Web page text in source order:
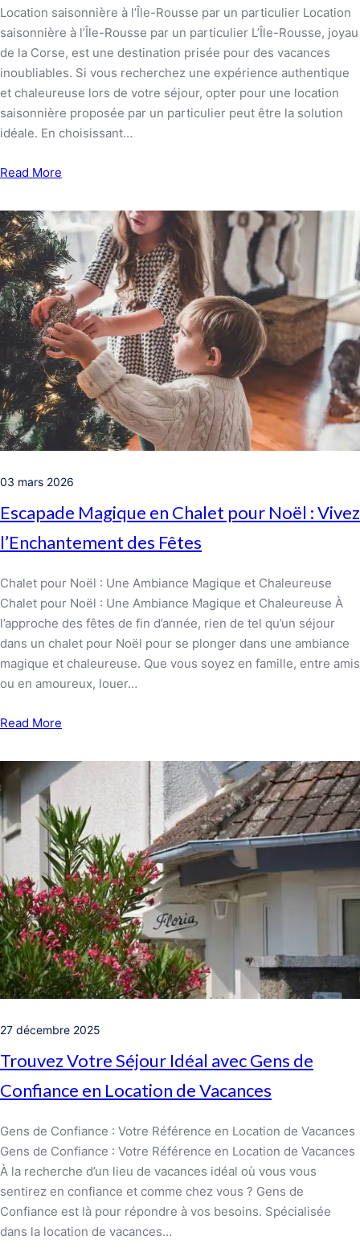
Location saisonnière à l’Île-Rousse par un particulier Location
saisonnière à l’Île-Rousse par un particulier L’Île-Rousse, joyau
de la Corse, est une destination prisée pour des vacances
inoubliables. Si vous recherchez une expérience authentique
et chaleureuse lors de votre séjour, opter pour une location
saisonnière proposée par un particulier peut être la solution
idéale. En choisissant…
Read More
03 mars 2026
Escapade Magique en Chalet pour Noël : Vivez
l’Enchantement des Fêtes
Chalet pour Noël : Une Ambiance Magique et Chaleureuse
Chalet pour Noël : Une Ambiance Magique et Chaleureuse À
l’approche des fêtes de fin d’année, rien de tel qu’un séjour
dans un chalet pour Noël pour se plonger dans une ambiance
magique et chaleureuse. Que vous soyez en famille, entre amis
ou en amoureux, louer…
Read More
27 décembre 2025
Trouvez Votre Séjour Idéal avec Gens de
Confiance en Location de Vacances
Gens de Confiance : Votre Référence en Location de Vacances
Gens de Confiance : Votre Référence en Location de Vacances
À la recherche d’un lieu de vacances idéal où vous vous
sentirez en confiance et comme chez vous ? Gens de
Confiance est là pour répondre à vos besoins. Spécialisée
dans la location de vacances…